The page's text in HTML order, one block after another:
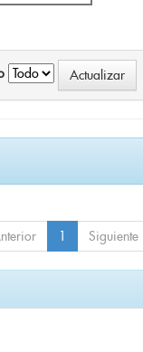
1 Siguiente